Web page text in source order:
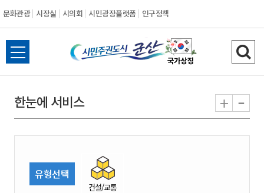
문화관광 시장실 시의회 시민광장플랫폼 인구정책
시
민
권
전
체
뉴
열
검
색
기
한눈에 서비스 + -
유형선택
건설/교통